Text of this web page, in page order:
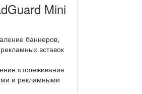
Mini
баннеров,
вставок
отслеживания
и рекламными